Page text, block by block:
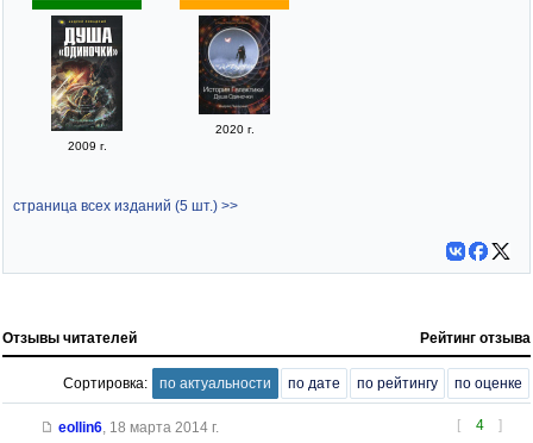
2009 г.
2020 г.
страница всех изданий (5 шт.) >>
Отзывы читателей Рейтинг отзыва
Сортировка: по актуальности по дате по рейтингу по оценке
[ 4 ]
eollin6, 18 марта 2014 г.